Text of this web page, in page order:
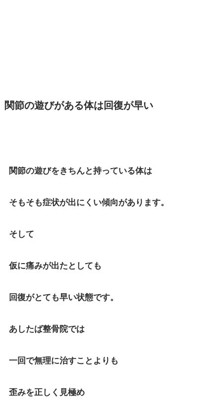
関節の遊びがある体は回復が早い
関節の遊びをきちんと持っている体は
そもそも症状が出にくい傾向があります。
そして
仮に痛みが出たとしても
回復がとても早い状態です。
あしたば整骨院では
一回で無理に治すことよりも
歪みを正しく見極め